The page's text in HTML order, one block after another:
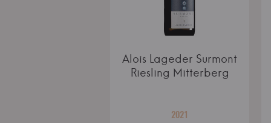
Alois Lageder Surmont
Riesling Mitterberg
2021